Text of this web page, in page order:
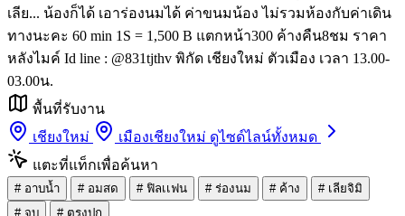
เลีย... น้องก็ได้ เอาร่องนมได้ ค่าขนมน้อง ไม่รวมห้องกับค่าเดิน
ทางนะคะ 60 min 1S = 1,500 B แตกหน้า300 ค้างคืน8ชม ราคา
หลังไมค์ Id line : @831tjthv พิกัด เชียงใหม่ ตัวเมือง เวลา 13.00-
03.00น.
พื้นที่รับงาน
เชียงใหม่
เมืองเชียงใหม่ ดูไซด์ไลน์ทั้งหมด
แตะที่แท็กเพื่อค้นหา
# อาบน้ำ # อมสด # ฟิลเเฟน # ร่องนม # ค้าง # เลียจิมิ
# จูบ # ตรงปก